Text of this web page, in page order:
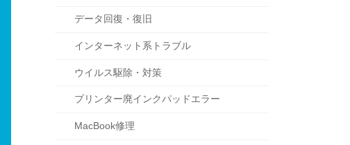
データ回復・復旧
インターネット系トラブル
ウイルス駆除・対策
プリンター廃インクパッドエラー
MacBook修理